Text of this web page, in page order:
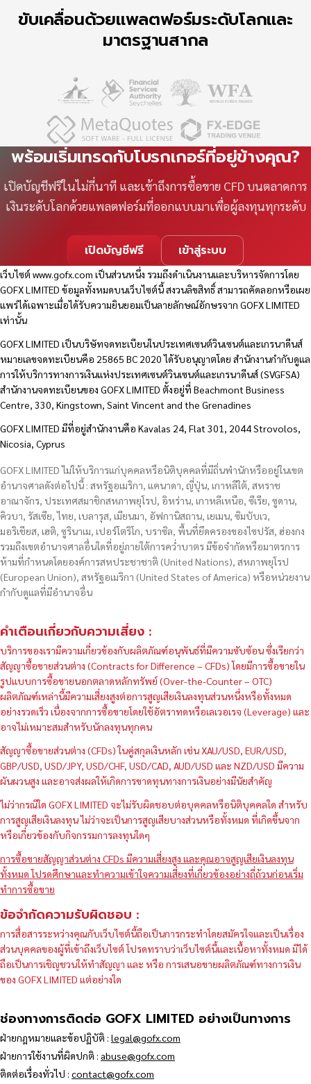
ขับเคลื่อนด้วยแพลตฟอร์มระดับโลกและ
มาตรฐานสากล
พร้อมเริ่มเทรดกับโบรกเกอร์ที่อยู่ข้างคุณ?
เปิดบัญชีฟรีในไม่กี่นาที และเข้าถึงการซื้อขาย CFD บนตลาดการ
เงินระดับโลกด้วยแพลตฟอร์มที่ออกแบบมาเพื่อผู้ลงทุนทุกระดับ
เปิดบัญชีฟรี เข้าสู่ระบบ
เว็บไซต์www.gofx.com เป็นส่วนหนึ่ง รวมถึงดำเนินงานและบริหารจัดการโดย
GOFX LIMITED ข้อมูลทั้งหมดบนเว็บไซต์นี้ สงวนลิขสิทธิ์ สามารถคัดลอกหรือเผย
แพร่ได้เฉพาะเมื่อได้รับความยินยอมเป็นลายลักษณ์อักษรจาก GOFX LIMITED
เท่านั้น
GOFX LIMITED เป็นบริษัทจดทะเบียนในประเทศเซนต์วินเซนต์และเกรนาดีนส์
หมายเลขจดทะเบียนคือ 25865 BC 2020 ได้รับอนุญาตโดย สำนักงานกำกับดูแล
การให้บริการทางการเงินแห่งประเทศเซนต์วินเซนต์และเกรนาดีนส์ (SVGFSA)
สำนักงานจดทะเบียนของ GOFX LIMITED ตั้งอยู่ที่ Beachmont Business
Centre, 330, Kingstown, Saint Vincent and the Grenadines
GOFX LIMITED มีที่อยู่สำนักงานคือ Kavalas 24, Flat 301, 2044 Strovolos,
Nicosia, Cyprus
GOFX LIMITED ไม่ให้บริการแก่บุคคลหรือนิติบุคคลที่มีถิ่นพำนักหรืออยู่ในเขต
อำนาจศาลดังต่อไปนี้ : สหรัฐอเมริกา, แคนาดา, ญี่ปุ่น, เกาหลีใต้, สหราช
อาณาจักร, ประเทศสมาชิกสหภาพยุโรป, อิหร่าน, เกาหลีเหนือ, ซีเรีย, ซูดาน,
คิวบา, รัสเซีย, ไทย, เบลารุส, เมียนมา, อัฟกานิสถาน, เยเมน, ซิมบับเว,
มอริเชียส, เฮติ, ซูรินาเม, เปอร์โตริโก, บราซิล, พื้นที่ยึดครองของไซปรัส, ฮ่องกง
รวมถึงเขตอำนาจศาลอื่นใดที่อยู่ภายใต้การคว่ำบาตร มีข้อจำกัดหรือมาตรการ
ห้ามที่กำหนดโดยองค์การสหประชาชาติ (United Nations), สหภาพยุโรป
(European Union), สหรัฐอเมริกา (United States of America) หรือหน่วยงาน
กำกับดูแลที่มีอำนาจอื่น
คำเตือนเกี่ยวกับความเสี่ยง :
บริการของเรามีความเกี่ยวข้องกับผลิตภัณฑ์อนุพันธ์ที่มีความซับซ้อน ซึ่งเรียกว่า
สัญญาซื้อขายส่วนต่าง (Contracts for Difference – CFDs) โดยมีการซื้อขายใน
รูปแบบการซื้อขายนอกตลาดหลักทรัพย์ (Over-the-Counter – OTC)
ผลิตภัณฑ์เหล่านี้มีความเสี่ยงสูงต่อการสูญเสียเงินลงทุนส่วนหนึ่งหรือทั้งหมด
อย่างรวดเร็ว เนื่องจากการซื้อขายโดยใช้อัตราทดหรือเลเวอเรจ (Leverage) และ
อาจไม่เหมาะสมสำหรับนักลงทุนทุกคน
สัญญาซื้อขายส่วนต่าง (CFDs) ในคู่สกุลเงินหลัก เช่น XAU/USD, EUR/USD,
GBP/USD, USD/JPY, USD/CHF, USD/CAD, AUD/USD และ NZD/USD มีความ
ผันผวนสูง และอาจส่งผลให้เกิดการขาดทุนทางการเงินอย่างมีนัยสำคัญ
ไม่ว่ากรณีใด GOFX LIMITED จะไม่รับผิดชอบต่อบุคคลหรือนิติบุคคลใด สำหรับ
การสูญเสียเงินลงทุน ไม่ว่าจะเป็นการสูญเสียบางส่วนหรือทั้งหมด ที่เกิดขึ้นจาก
หรือเกี่ยวข้องกับกิจกรรมการลงทุนใดๆ
การซื้อขายสัญญาส่วนต่าง CFDs มีความเสี่ยงสูง และคุณอาจสูญเสียเงินลงทุน
ทั้งหมด โปรดศึกษาและทำความเข้าใจความเสี่ยงที่เกี่ยวข้องอย่างถี่ถ้วนก่อนเริ่ม
ทำการซื้อขาย
ข้อจำกัดความรับผิดชอบ :
การสื่อสารระหว่างคุณกับเว็บไซต์นี้ถือเป็นการกระทำโดยสมัครใจและเป็นเรื่อง
ส่วนบุคคลของผู้ที่เข้าถึงเว็บไซต์ โปรดทราบว่าเว็บไซต์นี้และเนื้อหาทั้งหมด มิได้
ถือเป็นการเชิญชวนให้ทำสัญญา และ หรือ การเสนอขายผลิตภัณฑ์ทางการเงิน
ของ GOFX LIMITED แต่อย่างใด
ช่องทางการติดต่อ GOFX LIMITED อย่างเป็นทางการ
ฝ่ายกฎหมายและข้อปฏิบัติ : legal@gofx.com
ฝ่ายการใช้งานที่ผิดปกติ : abuse@gofx.com
ติดต่อเรื่องทั่วไป : contact@gofx.com